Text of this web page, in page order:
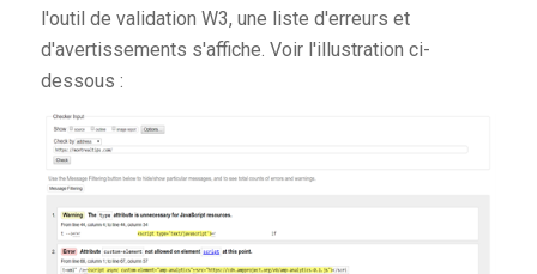
l'outil de validation W3, une liste d'erreurs et
d'avertissements s'affiche. Voir l'illustration ci-
dessous :